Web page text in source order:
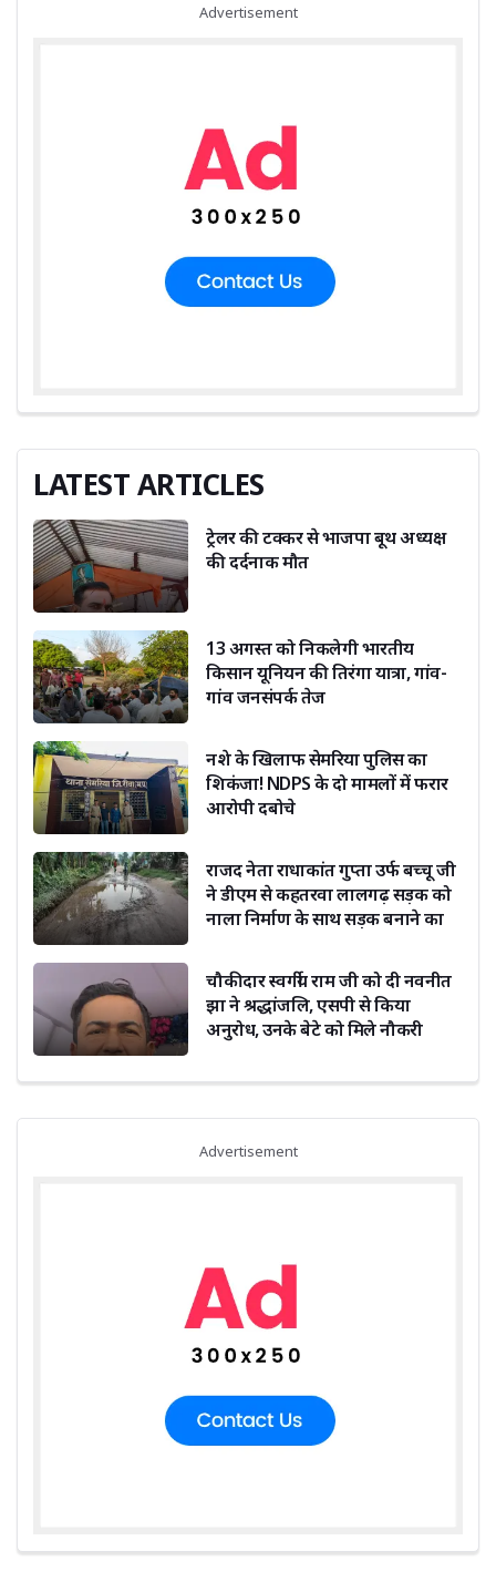
Advertisement
LATEST ARTICLES
ट्रेलर की टक्कर से भाजपा बूथ अध्यक्ष
की दर्दनाक मौत
13 अगस्त को निकलेगी भारतीय
किसान यूनियन की तिरंगा यात्रा, गांव-
गांव जनसंपर्क तेज
नशे के खिलाफ सेमरिया पुलिस का
शिकंजा! NDPS के दो मामलों में फरार
आरोपी दबोचे
राजद नेता राधाकांत गुप्ता उर्फ बच्चू जी
ने डीएम से कहतरवा लालगढ़ सड़क को
नाला निर्माण के साथ सड़क बनाने का
चौकीदार स्वर्गीय राम जी को दी नवनीत
झा ने श्रद्धांजलि, एसपी से किया
अनुरोध, उनके बेटे को मिले नौकरी
Advertisement